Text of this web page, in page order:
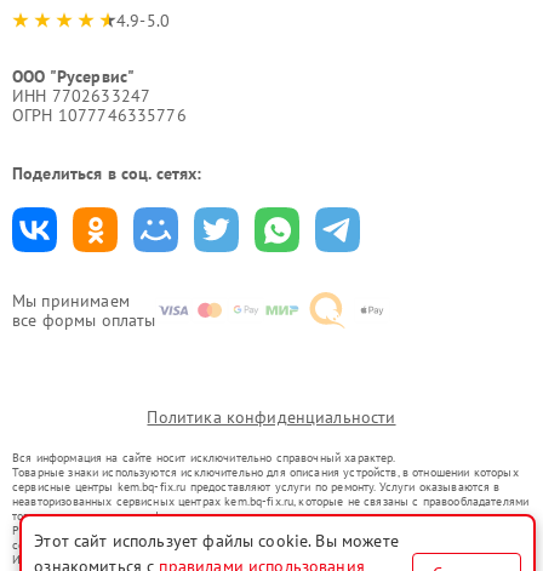
Мы принимаем
все формы оплаты
4.9-5.0
ООО "Русервис"
ИНН 7702633247
ОГРН 1077746335776
Поделиться в соц. сетях:
Политика конфиденциальности
Вся информация на сайте носит исключительно справочный характер.
Товарные знаки используются исключительно для описания устройств, в отношении которых
сервисные центры kem.bq-fix.ru предоставляют услуги по ремонту. Услуги оказываются в
неавторизованных сервисных центрах kem.bq-fix.ru, которые не связаны с правообладателями
товарных знаков или их официальными представителями.
Ремонт осуществляется для устройств, уже введенных в гражданский оборот в соответствии
со статьей 1487 ГК РФ.
Использование товарных знаков не преследует цели индивидуализации услуг или введения
Этот сайт использует файлы cookie. Вы можете
ознакомиться с правилами использования